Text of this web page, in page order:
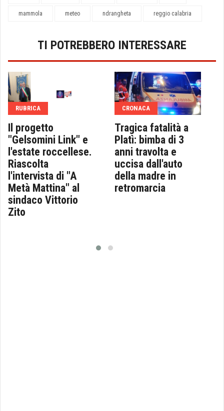
mammola meteo ndrangheta reggio calabria
TI POTREBBERO INTERESSARE
RUBRICA
Il progetto
"Gelsomini Link" e
l'estate roccellese.
Riascolta
l'intervista di "A
Metà Mattina" al
sindaco Vittorio
Zito
CRONACA
Tragica fatalità a
Platì: bimba di 3
anni travolta e
uccisa dall'auto
della madre in
retromarcia